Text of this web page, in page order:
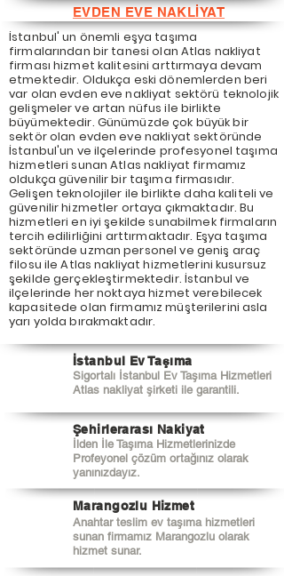
İstanbul Ev Taşıma
Sigortalı İstanbul Ev Taşıma Hizmetleri
Atlas nakliyat şirketi ile garantili.
Şehirlerarası Nakiyat
İlden İle Taşıma Hizmetlerinizde
Profeyonel çözüm ortağınız olarak
yanınızdayız.
Marangozlu Hizmet
Anahtar teslim ev taşıma hizmetleri
sunan firmamız Marangozlu olarak
hizmet sunar.
EVDEN EVE NAKLİYAT
İstanbul' un önemli eşya taşıma
firmalarından bir tanesi olan Atlas nakliyat
firması hizmet kalitesini arttırmaya devam
etmektedir. Oldukça eski dönemlerden beri
var olan evden eve nakliyat sektörü teknolojik
gelişmeler ve artan nüfus ile birlikte
büyümektedir. Günümüzde çok büyük bir
sektör olan evden eve nakliyat sektöründe
İstanbul'un ve ilçelerinde profesyonel taşıma
hizmetleri sunan Atlas nakliyat firmamız
oldukça güvenilir bir taşıma firmasıdır.
Gelişen teknolojiler ile birlikte daha kaliteli ve
güvenilir hizmetler ortaya çıkmaktadır. Bu
hizmetleri en iyi şekilde sunabilmek firmaların
tercih edilirliğini arttırmaktadır. Eşya taşıma
sektöründe uzman personel ve geniş araç
filosu ile Atlas nakliyat hizmetlerini kusursuz
şekilde gerçekleştirmektedir. İstanbul ve
ilçelerinde her noktaya hizmet verebilecek
kapasitede olan firmamız müşterilerini asla
yarı yolda bırakmaktadır.